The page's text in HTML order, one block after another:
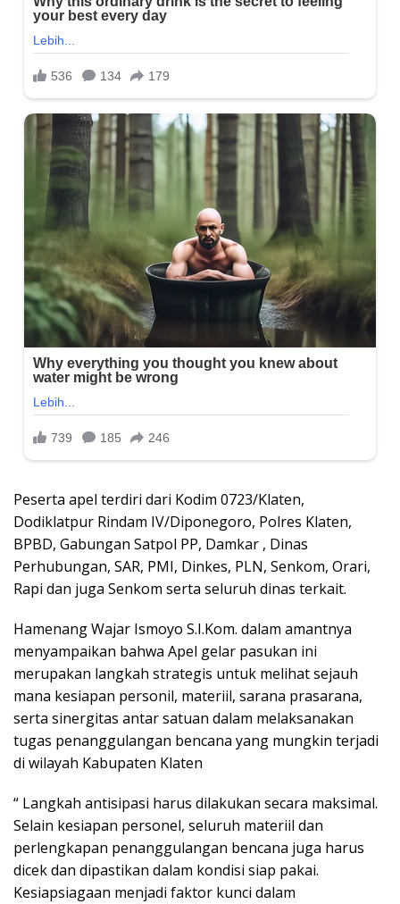
Peserta apel terdiri dari Kodim 0723/Klaten,
Dodiklatpur Rindam IV/Diponegoro, Polres Klaten,
BPBD, Gabungan Satpol PP, Damkar , Dinas
Perhubungan, SAR, PMI, Dinkes, PLN, Senkom, Orari,
Rapi dan juga Senkom serta seluruh dinas terkait.
Hamenang Wajar Ismoyo S.I.Kom. dalam amantnya
menyampaikan bahwa Apel gelar pasukan ini
merupakan langkah strategis untuk melihat sejauh
mana kesiapan personil, materiil, sarana prasarana,
serta sinergitas antar satuan dalam melaksanakan
tugas penanggulangan bencana yang mungkin terjadi
di wilayah Kabupaten Klaten
“ Langkah antisipasi harus dilakukan secara maksimal.
Selain kesiapan personel, seluruh materiil dan
perlengkapan penanggulangan bencana juga harus
dicek dan dipastikan dalam kondisi siap pakai.
Kesiapsiagaan menjadi faktor kunci dalam